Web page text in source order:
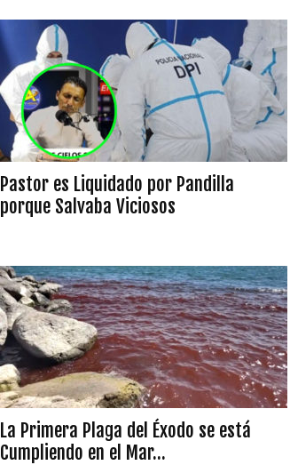
Pastor es Liquidado por Pandilla
porque Salvaba Viciosos
La Primera Plaga del Éxodo se está
Cumpliendo en el Mar...